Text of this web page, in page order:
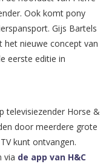
Ook komt pony
Gijs Bartels
het nieuwe concept van
eerste editie in
televisiezender Horse &
door meerdere grote
kunt ontvangen.
via de app van H&C